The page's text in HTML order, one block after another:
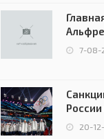
7-08-
20-